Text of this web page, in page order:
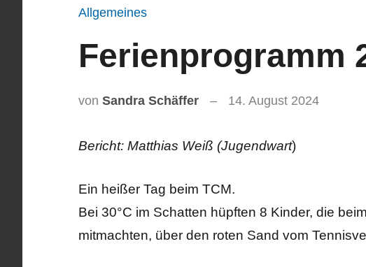
Allgemeines
Ferienprogramm
von Sandra Schäffer 14. August 2024
Bericht: Matthias Weiß (Jugendwart)
Ein heißer Tag beim TCM.
Bei 30°C im Schatten hüpften 8 Kinder, die
mitmachten, über den roten Sand vom